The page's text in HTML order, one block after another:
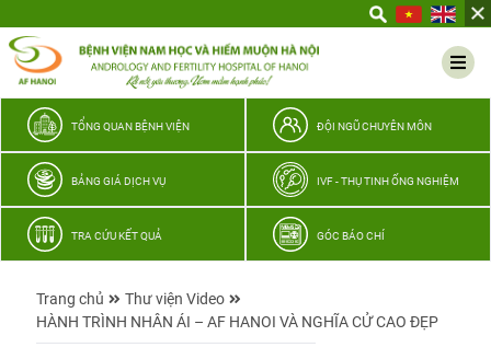
thương
TỔNG QUAN BỆNH VIỆN ĐỘI NGŨ CHUYÊN MÔN
BẢNG GIÁ DỊCH VỤ IVF - THỤ TINH ỐNG NGHIỆM
TRA CỨU KẾT QUẢ GÓC BÁO CHÍ
Trang chủ
Thư viện Video
HÀNH TRÌNH NHÂN ÁI – AF HANOI VÀ NGHĨA CỬ CAO ĐẸP